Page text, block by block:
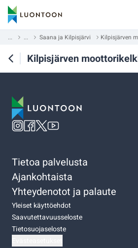
... ... Saana ja Kilpisjärvi Kilpisjärven
Kilpisjärven
Tietoa palvelusta
Ajankohtaista
Yhteydenotot ja palaute
Yleiset käyttöehdot
Saavutettavuusseloste
Tietosuojaseloste